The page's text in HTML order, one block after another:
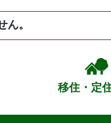
ん。
移住・定